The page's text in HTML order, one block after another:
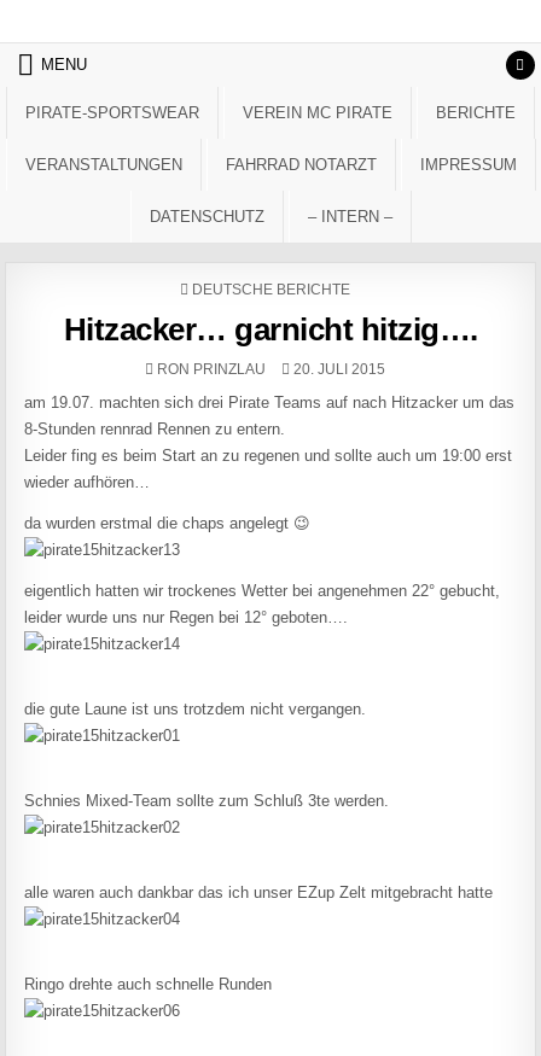
MENU
PIRATE-SPORTSWEAR VEREIN MC PIRATE BERICHTE
VERANSTALTUNGEN FAHRRAD NOTARZT IMPRESSUM
DATENSCHUTZ – INTERN –
POSTED IN
DEUTSCHE BERICHTE
Hitzacker… garnicht hitzig….
AUTHOR:
RON PRINZLAU PUBLISHED DATE:
20. JULI 2015
am 19.07. machten sich drei Pirate Teams auf nach Hitzacker um das
8-Stunden rennrad Rennen zu entern.
Leider fing es beim Start an zu regenen und sollte auch um 19:00 erst
wieder aufhören…
da wurden erstmal die chaps angelegt 😉
eigentlich hatten wir trockenes Wetter bei angenehmen 22° gebucht,
leider wurde uns nur Regen bei 12° geboten….
die gute Laune ist uns trotzdem nicht vergangen.
Schnies Mixed-Team sollte zum Schluß 3te werden.
alle waren auch dankbar das ich unser EZup Zelt mitgebracht hatte
Ringo drehte auch schnelle Runden